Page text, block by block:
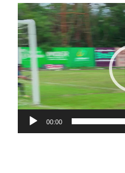
Reproductor
de
vídeo
00:00